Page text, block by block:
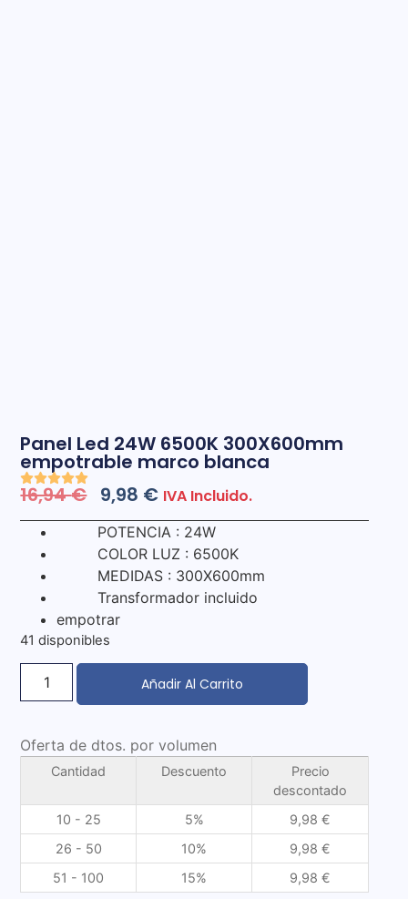
Panel Led 24W 6500K 300X600mm
empotrable marco blanca
16,94€ 9,98 € IVA Incluido.
POTENCIA : 24W
COLOR LUZ : 6500K
MEDIDAS : 300X600mm
Transformador incluido
empotrar
41 disponibles
Añadir Al Carrito
Oferta de dtos. por volumen
Cantidad Descuento
Precio
descontado
10 - 25
5% 9,98€
26 - 50
10% 9,98€
51 - 100
15% 9,98€